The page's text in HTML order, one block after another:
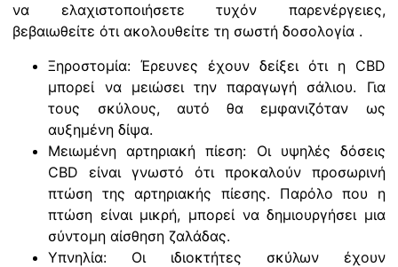
να ελαχιστοποιήσετε τυχόν παρενέργειες,
βεβαιωθείτε ότι ακολουθείτε τη σωστή δοσολογία .
Ξηροστομία: Έρευνες έχουν δείξει ότι η CBD
μπορεί να μειώσει την παραγωγή σάλιου. Για
τους σκύλους, αυτό θα εμφανιζόταν ως
αυξημένη δίψα.
Μειωμένη αρτηριακή πίεση: Οι υψηλές δόσεις
CBD είναι γνωστό ότι προκαλούν προσωρινή
πτώση της αρτηριακής πίεσης. Παρόλο που η
πτώση είναι μικρή, μπορεί να δημιουργήσει μια
σύντομη αίσθηση ζαλάδας.
Υπνηλία: Οι ιδιοκτήτες σκύλων έχουν